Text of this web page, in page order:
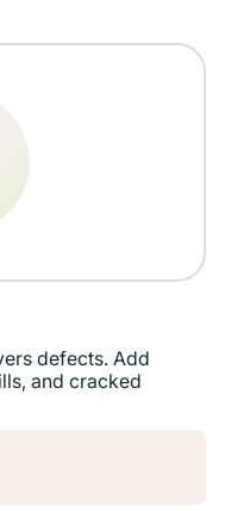
defects. Add
and cracked